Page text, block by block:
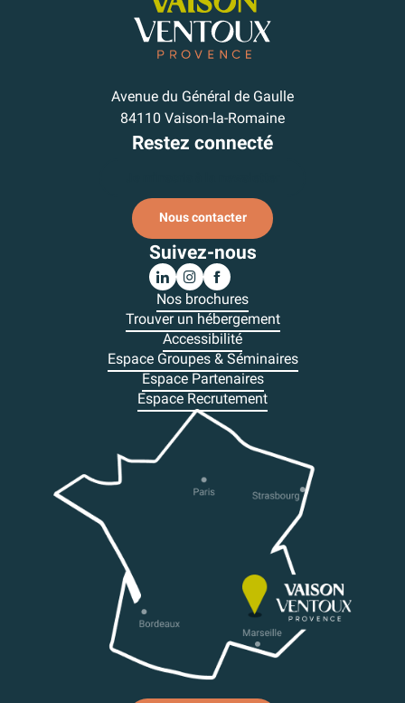
Avenue du Général de Gaulle
84110 Vaison-la-Romaine
Restez connecté
Nous contacter
Suivez-nous
Nos brochures
Trouver un hébergement
Accessibilité
Espace Groupes & Séminaires
Espace Partenaires
Espace Recrutement